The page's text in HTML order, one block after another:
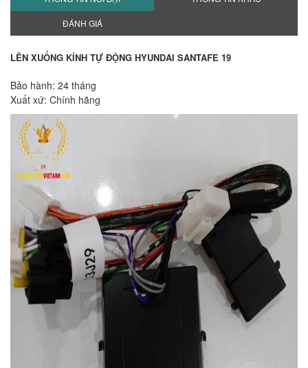
ĐÁNH GIÁ
LÊN XUỐNG KÍNH TỰ ĐỘNG HYUNDAI SANTAFE 19
Bảo hành: 24 tháng
Xuất xứ: Chính hãng